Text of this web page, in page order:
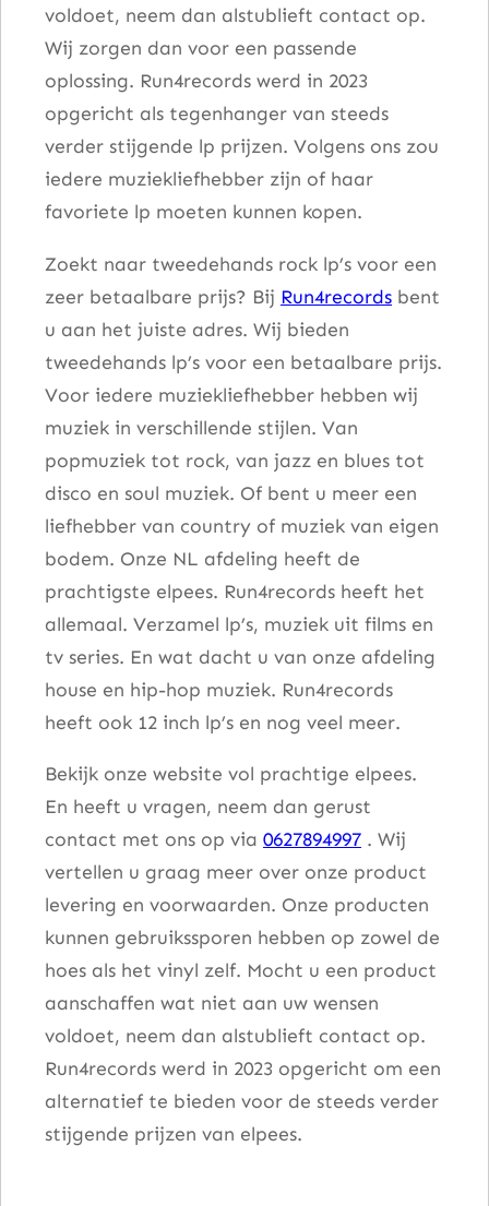
voldoet, neem dan alstublieft contact op.
Wij zorgen dan voor een passende
oplossing. Run4records werd in 2023
opgericht als tegenhanger van steeds
verder stijgende lp prijzen. Volgens ons zou
iedere muziekliefhebber zijn of haar
favoriete lp moeten kunnen kopen.
Zoekt naar tweedehands rock lp’s voor een
zeer betaalbare prijs? Bij Run4records bent
u aan het juiste adres. Wij bieden
tweedehands lp’s voor een betaalbare prijs.
Voor iedere muziekliefhebber hebben wij
muziek in verschillende stijlen. Van
popmuziek tot rock, van jazz en blues tot
disco en soul muziek. Of bent u meer een
liefhebber van country of muziek van eigen
bodem. Onze NL afdeling heeft de
prachtigste elpees. Run4records heeft het
allemaal. Verzamel lp’s, muziek uit films en
tv series. En wat dacht u van onze afdeling
house en hip-hop muziek. Run4records
heeft ook 12 inch lp’s en nog veel meer.
Bekijk onze website vol prachtige elpees.
En heeft u vragen, neem dan gerust
contact met ons op via 0627894997 . Wij
vertellen u graag meer over onze product
levering en voorwaarden. Onze producten
kunnen gebruikssporen hebben op zowel de
hoes als het vinyl zelf. Mocht u een product
aanschaffen wat niet aan uw wensen
voldoet, neem dan alstublieft contact op.
Run4records werd in 2023 opgericht om een
alternatief te bieden voor de steeds verder
stijgende prijzen van elpees.